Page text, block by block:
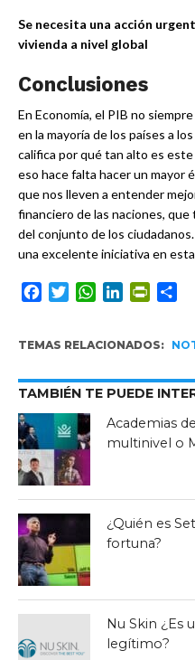
Se necesita una acción
vivienda a nivel global
Conclusiones
En Economía, el PIB no
en la mayoría de los países a
califica por qué tan alto es
eso hace falta hacer un mayor
que nos lleven a entender
financiero de las naciones,
del conjunto de los
una excelente iniciativa en
Facebook
TwitterWhatsApp
LinkedIn
TEMAS RELACIONADOS:
TAMBIÉN TE PUEDE
Academias
multinivel o
¿Quién es
fortuna?
Nu Skin ¿Es
legítimo?